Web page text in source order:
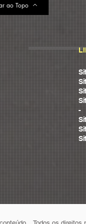
ao Topo
-